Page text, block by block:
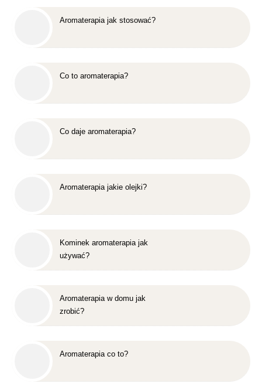
Aromaterapia jak stosować?
Co to aromaterapia?
Co daje aromaterapia?
Aromaterapia jakie olejki?
Kominek aromaterapia jak
używać?
Aromaterapia w domu jak
zrobić?
Aromaterapia co to?